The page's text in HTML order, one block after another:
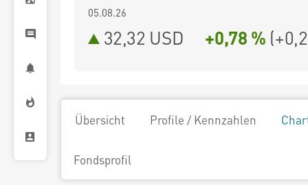
05.08.26
32,32 USD +0,78 % (
Übersicht Profile / Kennzahlen
Fondsprofil